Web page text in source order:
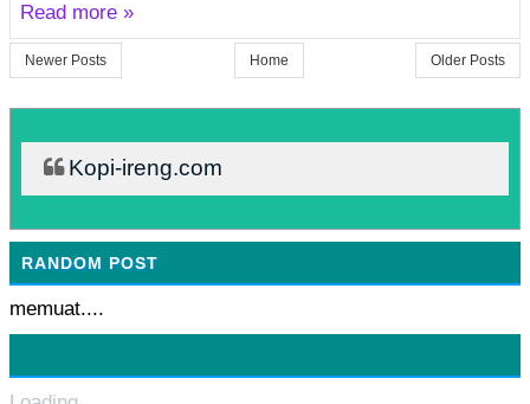
Read more »
Newer Posts Older Posts
Home
Kopi-ireng.com
RANDOM POST
memuat....